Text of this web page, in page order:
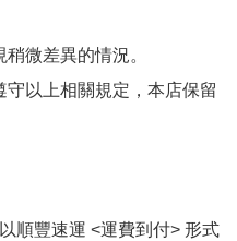
微差異的情況。
以上相關規定，本店保留
順豐速運 <運費到付> 形式